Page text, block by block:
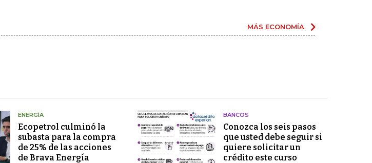
MÁS ECONOMÍA
ENERGÍA
Ecopetrol culminó la
subasta para la compra
de 25% de las acciones
de Brava Energía
BANCOS
Conozca los seis pasos
que usted debe seguir si
quiere solicitar un
crédito este curso